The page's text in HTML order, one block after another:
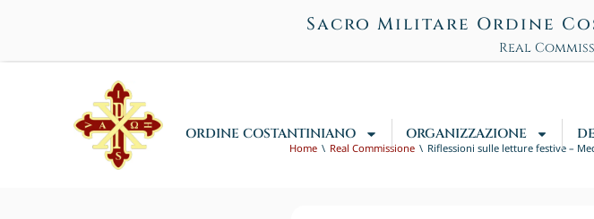
Sacro Militare Ordine
Real
ORDINE COSTANTINIANO ORGANIZZAZIONE
Home Real Commissione Riflessioni sulle letture festive –